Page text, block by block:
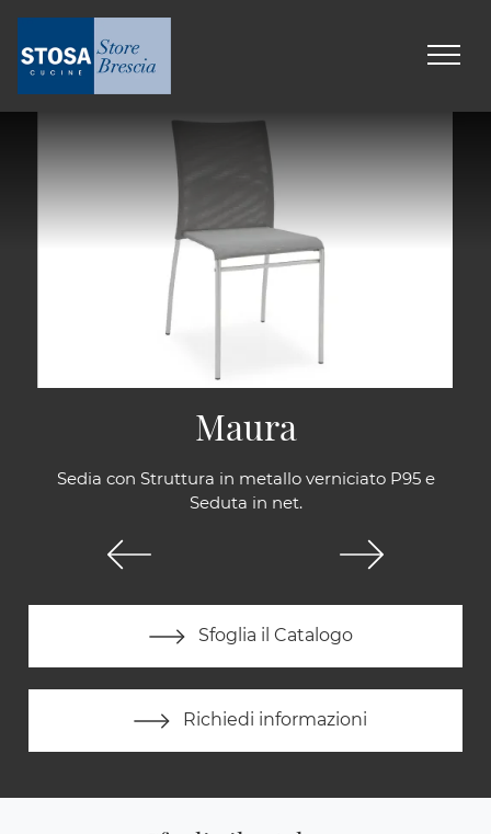
Sedia con Struttura in metallo verniciato P95 e
Seduta in net.
Sfoglia il Catalogo
Richiedi informazioni
Maura